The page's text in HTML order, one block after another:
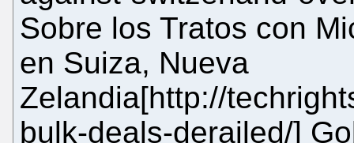
Sobre los Tratos con
en Suiza, Nueva
Zelandia[http://
bulk-deals-derailed/]